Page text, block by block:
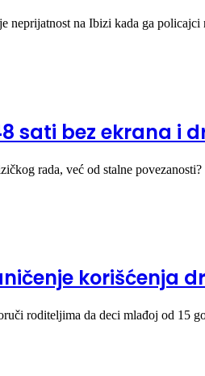
neprijatnost na Ibizi kada ga
sati bez ekrana i
rada, već od stalne
korišćenja
roditeljima da deci mlađoj od 15